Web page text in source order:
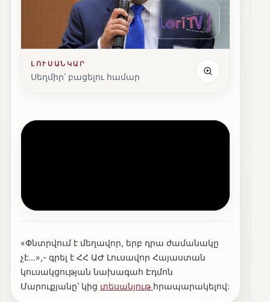
ԼՈՒՍԱՆԿԱՐ
Սեղմիր՝ բացելու համար
«Փնտրվում է մեղավոր, երբ դրա ժամանակը
չէ...»,- գրել է ՀՀ ԱԺ Լուսավոր Հայաստան
կուսակցության նախագահ Էդմոն
Մարուքյանը՝ կից տեսանյութ հրապարակելով: